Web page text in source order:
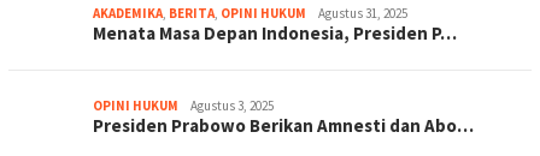
AKADEMIKA, BERITA, OPINI HUKUM Agustus 31, 2025
Menata Masa Depan Indonesia, Presiden P…
OPINI HUKUM Agustus 3, 2025
Presiden Prabowo Berikan Amnesti dan Abo…